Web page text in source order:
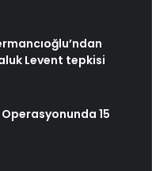
Levent tepkisi
Operasyonunda 15